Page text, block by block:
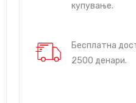
купување.
Бесплатна
2500 денари.